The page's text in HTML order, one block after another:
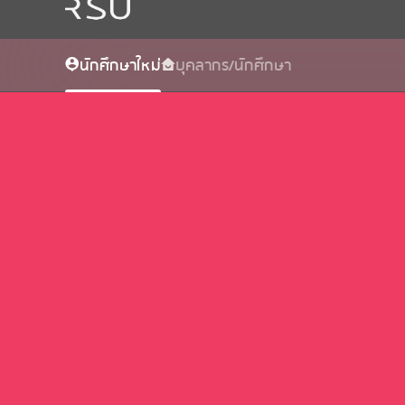
นักศึกษาใหม่ บุคลากร/นักศึกษา